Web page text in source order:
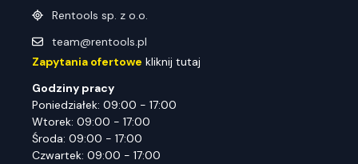
Rentools sp. z o.o.
team@rentools.pl
Zapytania ofertowe kliknij tutaj
Godziny pracy
Poniedziałek: 09:00 - 17:00
Wtorek: 09:00 - 17:00
Środa: 09:00 - 17:00
Czwartek: 09:00 - 17:00